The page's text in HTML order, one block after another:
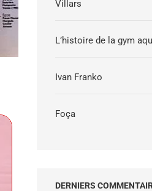
Villars
L’histoire de la gym
Ivan Franko
Foça
DERNIERS